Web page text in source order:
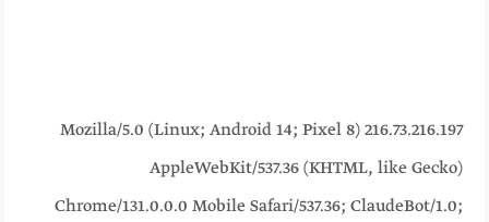
216.73.216.197 Mozilla/5.0 (Linux; Android 14; Pixel 8)
AppleWebKit/537.36 (KHTML, like Gecko)
Chrome/131.0.0.0 Mobile Safari/537.36; ClaudeBot/1.0;